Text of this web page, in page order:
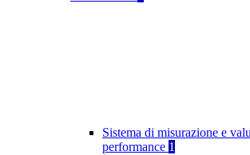
Sistema di misurazione e
performance 1